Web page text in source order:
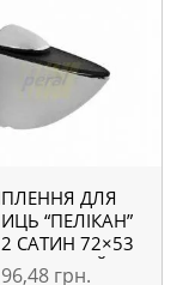
ДЛЯ
“ПЕЛІКАН”
САТИН 72×53
ВЕЛИКИЙ
96,48 грн.